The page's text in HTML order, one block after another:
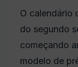
O calendário
do segundo
começando
modelo de